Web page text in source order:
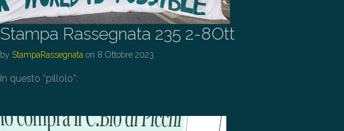
Stampa Rassegnata 235 2-8Ott
by StampaRassegnata on 8 Ottobre 2023
In questo “pillolo”: